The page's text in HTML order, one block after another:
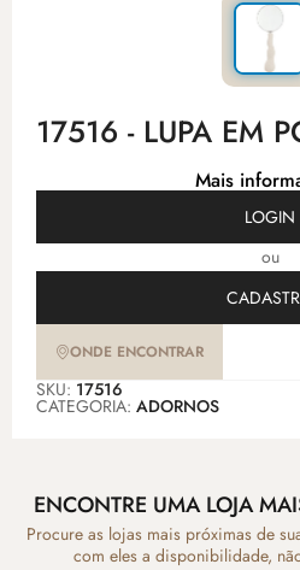
17516 - LUPA EM
Mais
LOGIN
ou
ONDE ENCONTRAR
SKU: 17516
CATEGORIA: ADORNOS
ENCONTRE UMA LOJA
Procure as lojas mais próximas de
com eles a disponibilidade,